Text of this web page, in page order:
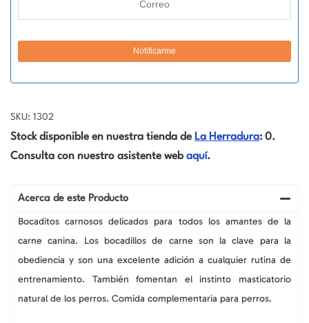
SKU: 1302
Stock disponible en nuestra tienda de La Herradura: 0.
Consulta con nuestro asistente web aquí.
Acerca de este Producto
Bocaditos carnosos delicados para todos los amantes de la
carne canina. Los bocadillos de carne son la clave para la
obediencia y son una excelente adición a cualquier rutina de
entrenamiento. También fomentan el instinto masticatorio
natural de los perros. Comida complementaria para perros.